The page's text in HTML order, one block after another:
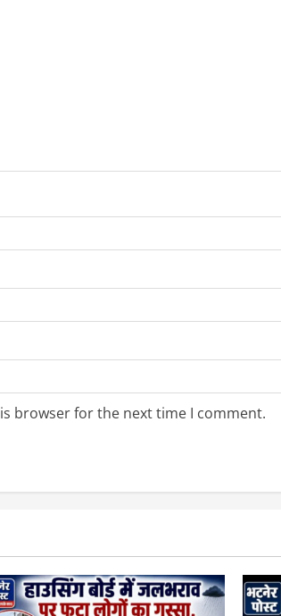
browser for the next time I comment.